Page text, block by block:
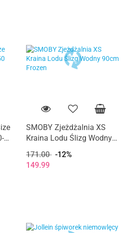
SMOBY Zjeżdżalnia XS
Kraina Lodu Ślizg Wodny
171.00 -12%
149.99